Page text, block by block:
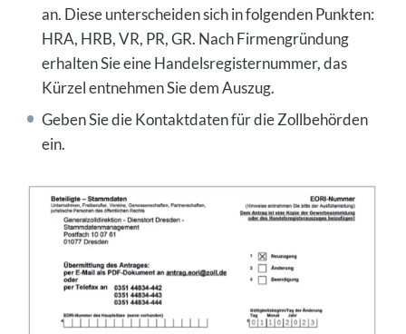
an. Diese unterscheiden sich in folgenden Punkten:
HRA, HRB, VR, PR, GR. Nach Firmengründung
erhalten Sie eine Handelsregisternummer, das
Kürzel entnehmen Sie dem Auszug.
Geben Sie die Kontaktdaten für die Zollbehörden
ein.